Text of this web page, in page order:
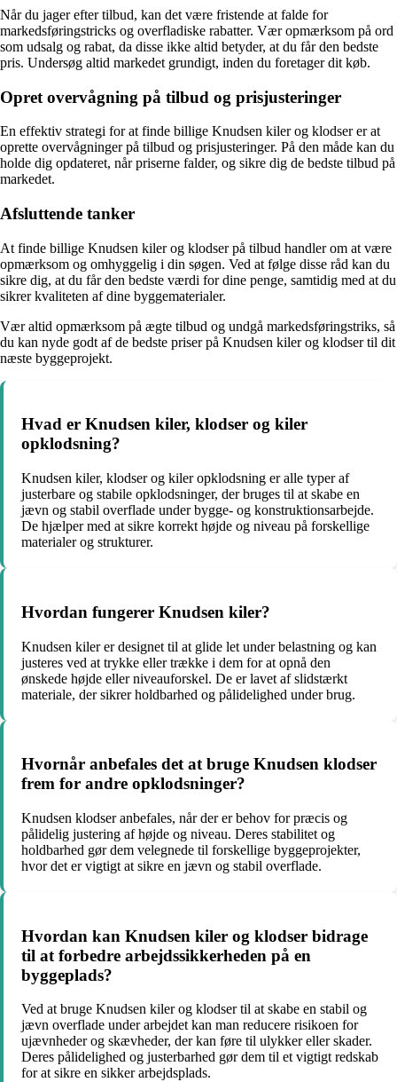
Når du jager efter tilbud, kan det være fristende at falde for
markedsføringstricks og overfladiske rabatter. Vær opmærksom på ord
som udsalg og rabat, da disse ikke altid betyder, at du får den bedste
pris. Undersøg altid markedet grundigt, inden du foretager dit køb.
Opret overvågning på tilbud og prisjusteringer
En effektiv strategi for at finde billige Knudsen kiler og klodser er at
oprette overvågninger på tilbud og prisjusteringer. På den måde kan du
holde dig opdateret, når priserne falder, og sikre dig de bedste tilbud på
markedet.
Afsluttende tanker
At finde billige Knudsen kiler og klodser på tilbud handler om at være
opmærksom og omhyggelig i din søgen. Ved at følge disse råd kan du
sikre dig, at du får den bedste værdi for dine penge, samtidig med at du
sikrer kvaliteten af dine byggematerialer.
Vær altid opmærksom på ægte tilbud og undgå markedsføringstriks, så
du kan nyde godt af de bedste priser på Knudsen kiler og klodser til dit
næste byggeprojekt.
Hvad er Knudsen kiler, klodser og kiler
opklodsning?
Knudsen kiler, klodser og kiler opklodsning er alle typer af
justerbare og stabile opklodsninger, der bruges til at skabe en
jævn og stabil overflade under bygge- og konstruktionsarbejde.
De hjælper med at sikre korrekt højde og niveau på forskellige
materialer og strukturer.
Hvordan fungerer Knudsen kiler?
Knudsen kiler er designet til at glide let under belastning og kan
justeres ved at trykke eller trække i dem for at opnå den
ønskede højde eller niveauforskel. De er lavet af slidstærkt
materiale, der sikrer holdbarhed og pålidelighed under brug.
Hvornår anbefales det at bruge Knudsen klodser
frem for andre opklodsninger?
Knudsen klodser anbefales, når der er behov for præcis og
pålidelig justering af højde og niveau. Deres stabilitet og
holdbarhed gør dem velegnede til forskellige byggeprojekter,
hvor det er vigtigt at sikre en jævn og stabil overflade.
Hvordan kan Knudsen kiler og klodser bidrage
til at forbedre arbejdssikkerheden på en
byggeplads?
Ved at bruge Knudsen kiler og klodser til at skabe en stabil og
jævn overflade under arbejdet kan man reducere risikoen for
ujævnheder og skævheder, der kan føre til ulykker eller skader.
Deres pålidelighed og justerbarhed gør dem til et vigtigt redskab
for at sikre en sikker arbejdsplads.